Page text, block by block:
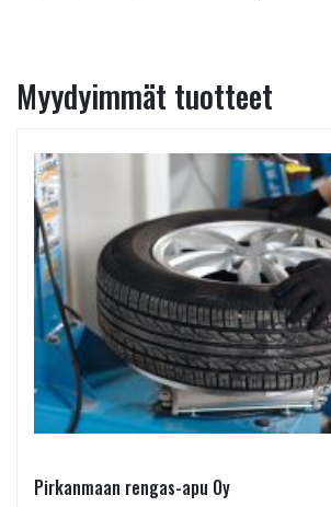
Myydyimmät tuotteet
Pirkanmaan rengas-apu Oy